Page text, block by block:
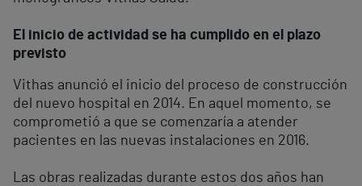
El inicio de actividad se ha cumplido en el plazo
previsto
Vithas anunció el inicio del proceso de construcción
del nuevo hospital en 2014. En aquel momento, se
comprometió a que se comenzaría a atender
pacientes en las nuevas instalaciones en 2016.
Las obras realizadas durante estos dos años han